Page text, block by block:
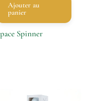
Ajouter au
panier
Spinner